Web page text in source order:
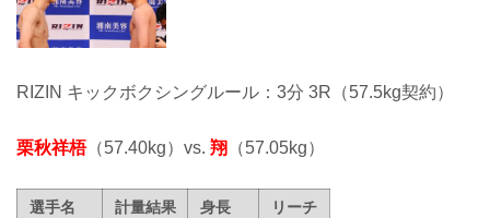
RIZIN キックボクシングルール：3分 3R（57.5kg契約）
栗秋祥梧（57.40kg）vs. 翔 （57.05kg）
選手名 計量結果 身長
リーチ